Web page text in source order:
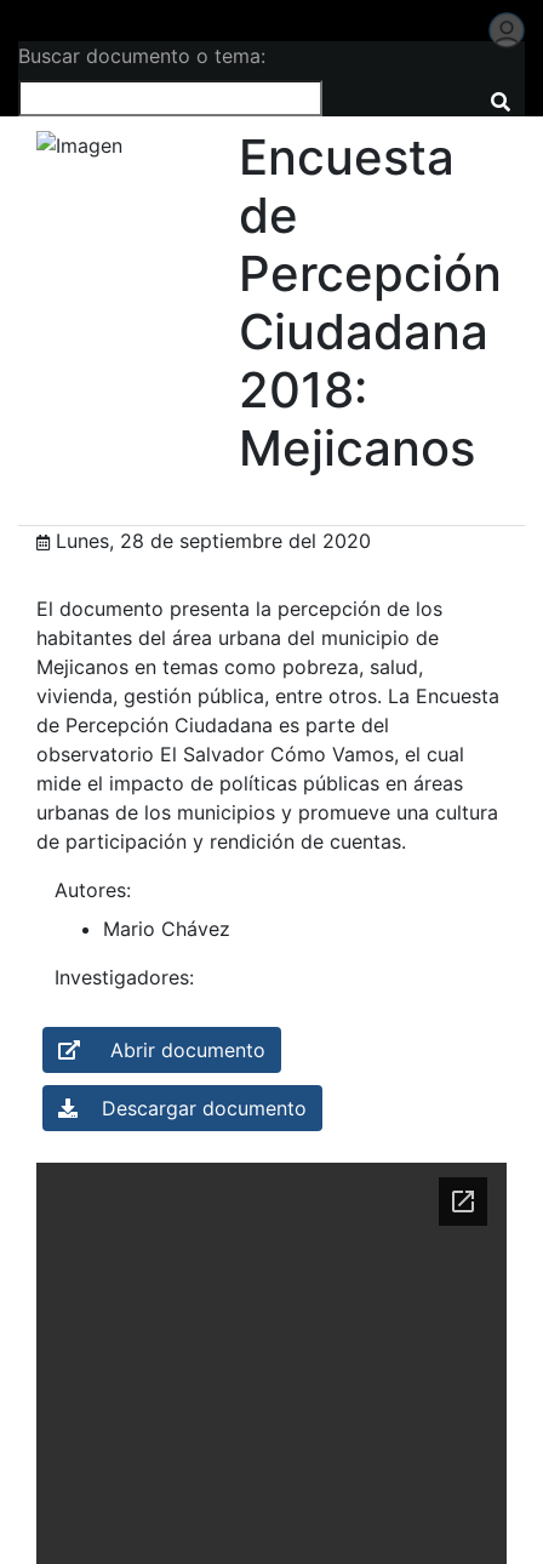
Buscar documento o tema:
Encuesta
de
Percepción
Ciudadana
2018:
Mejicanos
Lunes, 28 de septiembre del 2020
El documento presenta la percepción de los
habitantes del área urbana del municipio de
Mejicanos en temas como pobreza, salud,
vivienda, gestión pública, entre otros. La Encuesta
de Percepción Ciudadana es parte del
observatorio El Salvador Cómo Vamos, el cual
mide el impacto de políticas públicas en áreas
urbanas de los municipios y promueve una cultura
de participación y rendición de cuentas.
Autores:
Mario Chávez
Investigadores:
Abrir documento
Descargar documento